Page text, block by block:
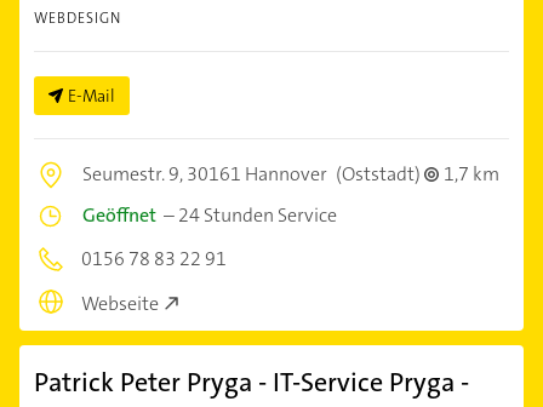
WEBDESIGN
E-Mail
Seumestr. 9,30161 Hannover (Oststadt)
1,7 km
Geöffnet –24 Stunden Service
0156 78 83 22 91
Webseite
Patrick Peter Pryga - IT-Service Pryga -